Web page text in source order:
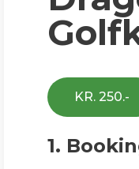
KR. 250.-
1.